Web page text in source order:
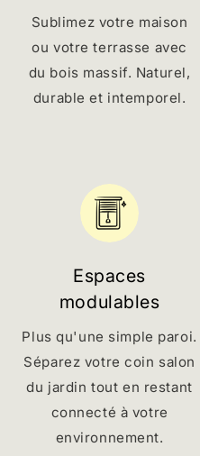
Sublimez votre maison
ou votre terrasse avec
du bois massif. Naturel,
durable et intemporel.
Espaces
modulables
Plus qu'une simple paroi.
Séparez votre coin salon
du jardin tout en restant
connecté à votre
environnement.